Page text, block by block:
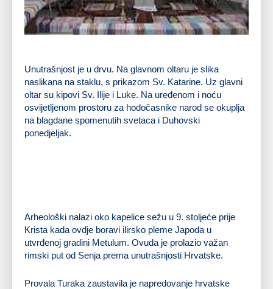
Unutrašnjost je u drvu. Na glavnom oltaru je slika
naslikana na staklu, s prikazom Sv. Katarine. Uz glavni
oltar su kipovi Sv. Ilije i Luke. Na uređenom i noću
osvijetljenom prostoru za hodočasnike narod se okuplja
na blagdane spomenutih svetaca i Duhovski
ponedjeljak.
Arheološki nalazi oko kapelice sežu u 9. stoljeće prije
Krista kada ovdje boravi ilirsko pleme Japoda u
utvrđenoj gradini Metulum. Ovuda je prolazio važan
rimski put od Senja prema unutrašnjosti Hrvatske.
Provala Turaka zaustavila je napredovanje hrvatske